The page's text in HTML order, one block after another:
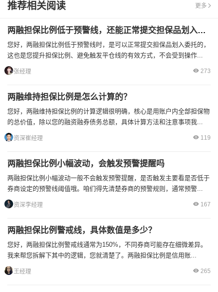
推荐相关阅读 更多
两融担保比例低于预警线，还能正常提交担保品划入委托吗
您好，两融担保比例低于预警线时，是可以正常提交担保品划入委托的，
这也是您提升担保比例、避免触发平仓线的有效方式，不会受到操作...
张经理 273
两融维持担保比例是怎么计算的？
您好，两融维持担保比例的计算逻辑很明确，核心是用账户内全部担保物
的总价值，除以您的融资融券债务总额，具体计算方法和注意事项我...
资深崔经理 119
两融担保比例小幅波动，会触发预警提醒吗
两融担保比例小幅波动一般不会触发预警提醒，是否触发主要看是否低于
券商设定的预警线阈值哦。咱们得先清楚券商的预警规则，通常预警...
资深李经理 167
两融担保比例警戒线，具体数值是多少？
您好，两融担保比例警戒线通常为150%，不同券商可能存在细微差异。
我来帮您拆解下其中的逻辑，您就清楚了。两融担保比例是信用账...
王经理 265